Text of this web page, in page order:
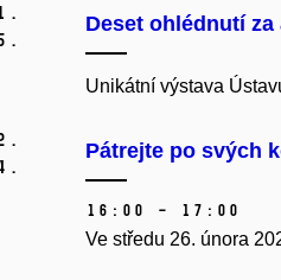
Deset ohlédnutí
Unikátní výstava
Pátrejte po svých
16:00 – 17:00
Ve středu 26. února